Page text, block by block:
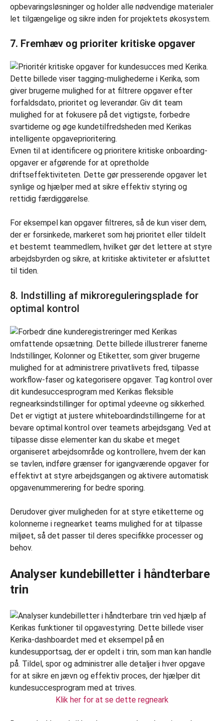
opbevaringsløsninger og holder alle nødvendige materialer
let tilgængelige og sikre inden for projektets økosystem.
7. Fremhæv og prioriter kritiske opgaver
Evnen til at identificere og prioritere kritiske onboarding-
opgaver er afgørende for at opretholde
driftseffektiviteten. Dette gør presserende opgaver let
synlige og hjælper med at sikre effektiv styring og
rettidig færdiggørelse.
For eksempel kan opgaver filtreres, så de kun viser dem,
der er forsinkede, markeret som høj prioritet eller tildelt
et bestemt teammedlem, hvilket gør det lettere at styre
arbejdsbyrden og sikre, at kritiske aktiviteter er afsluttet
til tiden.
8. Indstilling af mikroreguleringsplade for
optimal kontrol
Det er vigtigt at justere whiteboardindstillingerne for at
bevare optimal kontrol over teamets arbejdsgang. Ved at
tilpasse disse elementer kan du skabe et meget
organiseret arbejdsområde og kontrollere, hvem der kan
se tavlen, indføre grænser for igangværende opgaver for
effektivt at styre arbejdsgangen og aktivere automatisk
opgavenummerering for bedre sporing.
Derudover giver muligheden for at styre etiketterne og
kolonnerne i regnearket teams mulighed for at tilpasse
miljøet, så det passer til deres specifikke processer og
behov.
Analyser kundebilletter i håndterbare
trin
Klik her for at se dette regneark